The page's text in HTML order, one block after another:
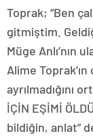
Toprak; “Ben
gitmiştim.
Müge Anlı’nın
Alime
ayrılmadığını
İÇİN EŞİMİ
bildiğin, anlat”